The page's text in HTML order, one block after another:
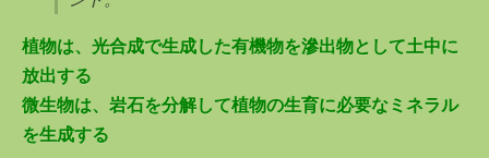
植物は、 光合成で生成した有機物を滲出物として土中に
放出する
微生物は、岩石を分解して植物の生育に必要なミネラル
を生成する